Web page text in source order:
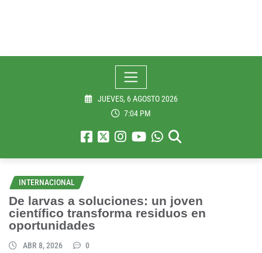
JUEVES, 6 AGOSTO 2026
7:04 PM
INTERNACIONAL
De larvas a soluciones: un joven
científico transforma residuos en
oportunidades
ABR 8, 2026 0